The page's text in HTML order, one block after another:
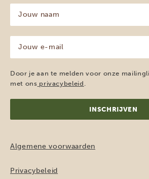
naam
(Vereist)
mailadres
(Vereist)
Door je aan te melden voor onze
met ons privacybeleid
Algemene voorwaarden
Privacybeleid